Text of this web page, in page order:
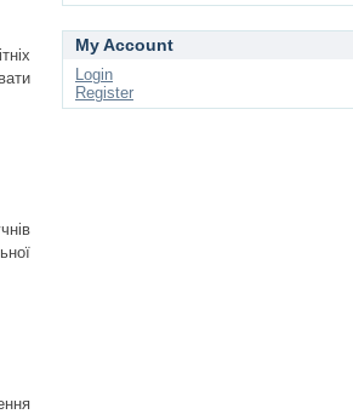
My Account
Login
Register